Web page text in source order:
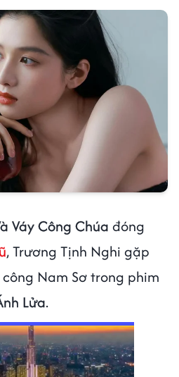
Váy Công Chúa đóng
, Trương Tịnh Nghi gặp
Nam Sơ trong phim
Lửa.